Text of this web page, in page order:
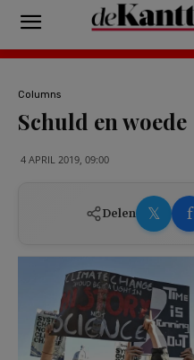
Columns
Schuld en woede
4 APRIL 2019, 09:00
Delen 𝕏 f